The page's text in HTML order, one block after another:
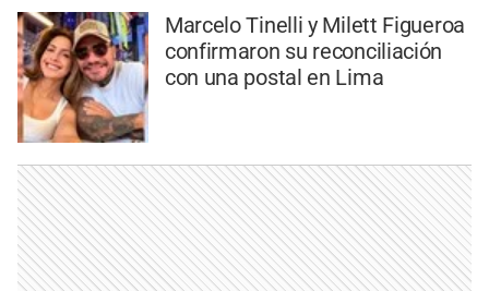
Marcelo Tinelli y Milett Figueroa
confirmaron su reconciliación
con una postal en Lima